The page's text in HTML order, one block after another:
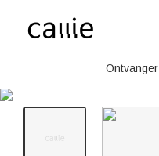
Ontvanger